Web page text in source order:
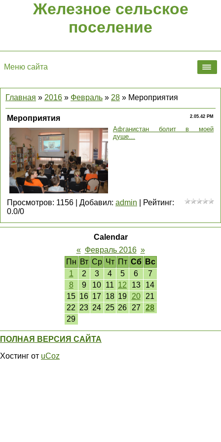
Железное сельское
поселение
Меню сайта
Главная » 2016 » Февраль » 28 » Мероприятия
2.05.42 PM
Мероприятия
Афганистан болит в моей
душе…
Просмотров: 1156 Добавил: admin Рейтинг:
0.0/0
Calendar
« Февраль 2016 »
Пн Вт Ср Чт Пт Сб
Вс
1
2 3 4 5 6
7
8
9 10 11 12 13
14
15 16 17 18 19 20
21
22 23 24 25 26 27
28
29
ПОЛНАЯ ВЕРСИЯ САЙТА
Хостинг от uCoz